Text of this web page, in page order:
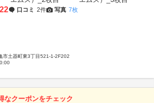
口コミ 2件 写真 7枚
市土器町東3丁目521-1-2F202
なクーポンをチェック